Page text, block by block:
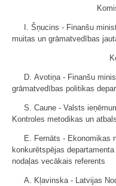
I. Šņucins - Finanšu
muitas un grāmatvedības
D. Avotiņa - Finanšu
grāmatvedības politikas
S. Caune - Valsts
Kontroles metodikas un
E. Fernāts - Ekonomikas
konkurētspējas
nodaļas vecākais referents
A. Kļavinska - Latvijas